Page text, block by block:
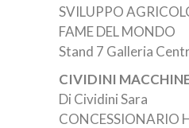
SVILUPPO
FAME DEL MONDO
Stand 7 Galleria
CIVIDINI
Di Cividini Sara
CONCESSIONARIO